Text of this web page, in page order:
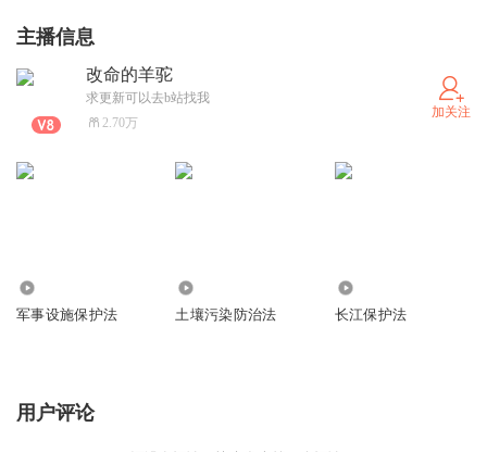
主播信息
改命的羊驼
求更新可以去b站找我
2.70万
加关注
军事设施保护法 土壤污染防治法 长江保护法
用户评论